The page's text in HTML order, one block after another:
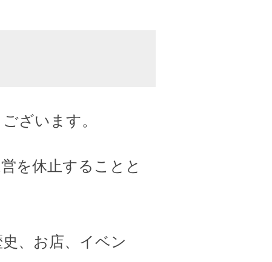
ざいます。
を休止することと
、お店、イベン